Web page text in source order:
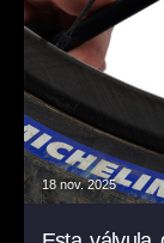
18 nov. 2025